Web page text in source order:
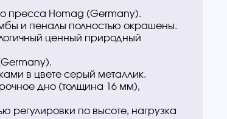
пресса Homag (Germany).
и пеналы полностью окрашены.
ценный природный
в цвете серый металлик.
дно (толщина 16 мм),
регулировки по высоте, нагрузка